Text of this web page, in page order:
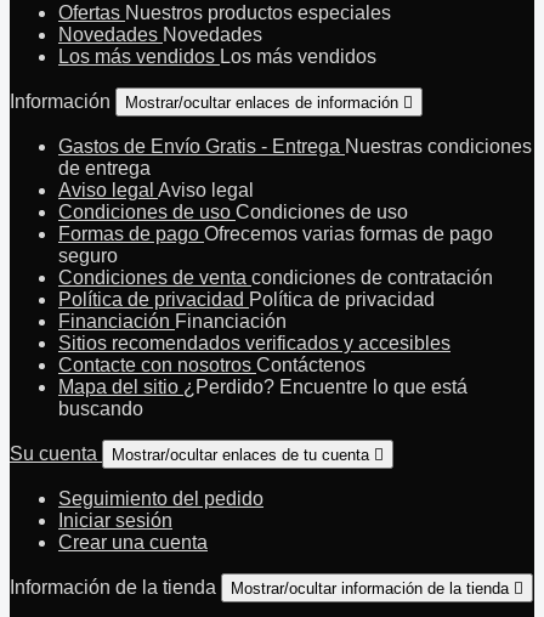
Ofertas Nuestros productos especiales
Novedades Novedades
Los más vendidos Los más vendidos
Información Mostrar/ocultar enlaces de información 
Gastos de Envío Gratis - Entrega Nuestras condiciones
de entrega
Aviso legal Aviso legal
Condiciones de uso Condiciones de uso
Formas de pago Ofrecemos varias formas de pago
seguro
Condiciones de venta condiciones de contratación
Política de privacidad Política de privacidad
Financiación Financiación
Sitios recomendados verificados y accesibles
Contacte con nosotros Contáctenos
Mapa del sitio ¿Perdido? Encuentre lo que está
buscando
Su cuenta Mostrar/ocultar enlaces de tu cuenta 
Seguimiento del pedido
Iniciar sesión
Crear una cuenta
Información de la tienda Mostrar/ocultar información de la tienda 